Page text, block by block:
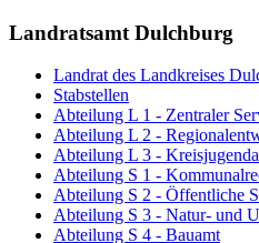
Landratsamt Dulchburg
Landrat des Landkreises
Stabstellen
Abteilung L 1 - Zentraler
Abteilung L 2 -
Abteilung L 3 -
Abteilung S 1 -
Abteilung S 2 - Öffentliche
Abteilung S 3 - Natur- und
Abteilung S 4 - Bauamt